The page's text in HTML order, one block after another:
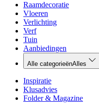
Raamdecoratie
Vloeren
Verlichting
Verf
Tuin
Aanbiedingen
Alle categorieënAlles
Inspiratie
Klusadvies
Folder & Magazine